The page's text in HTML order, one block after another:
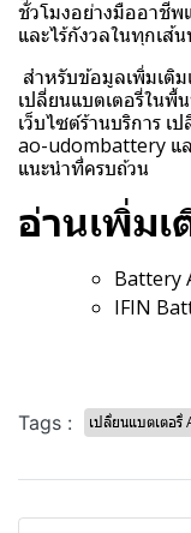
ชั่วโมงอย่างมืออาชีพ
และไร้กังวลในทุกเส้
สำหรับข้อมูลเพิ่มเติ
เปลี่ยนแบตเตอรี่ใน
เว็บไซต์ร้านบริการ เ
ao-udombattery แ
แนะนำที่ครบถ้วน
อ่านเพิ่มเ
Battery
IFIN
Tags : เปลี่ยนแบตเตอรี่